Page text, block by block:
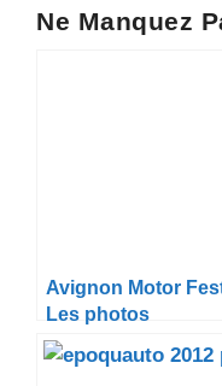
Ne Manquez
Avignon Motor
Les photos